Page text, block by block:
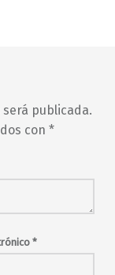
publicada.
con *
*